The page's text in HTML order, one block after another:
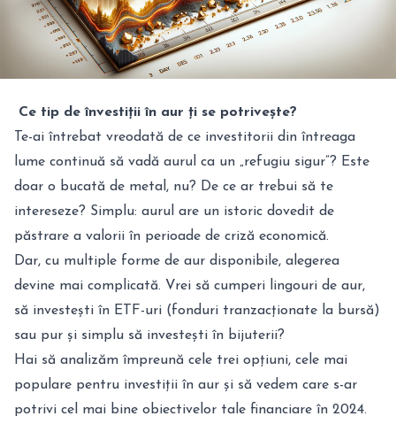
Ce tip deînvestiții în aur ți se potrivește?
Te-ai întrebat vreodată de ce investitorii din întreaga
lume continuă să vadă aurul ca un „refugiu sigur”? Este
doar o bucată de metal, nu? De ce ar trebui să te
intereseze? Simplu: aurul are un istoric dovedit de
păstrare a valorii în perioade de criză economică.
Dar, cu multiple forme de aur disponibile, alegerea
devine mai complicată. Vrei să cumperi lingouri de aur,
să investești în ETF-uri (fonduri tranzacționate la bursă)
sau pur și simplu să investești în bijuterii?
Hai să analizăm împreună cele trei opțiuni, cele mai
populare pentru investiții în aur și să vedem care s-ar
potrivi cel mai bine obiectivelor tale financiare în 2024.